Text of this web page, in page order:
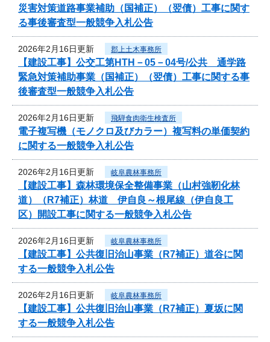
災害対策道路事業補助（国補正）（翌債）工事に関す
る事後審査型一般競争入札公告
2026年2月16日更新 郡上土木事務所
【建設工事】公交工第HTH－05－04号/公共 通学路
緊急対策補助事業（国補正）（翌債）工事に関する事
後審査型一般競争入札公告
2026年2月16日更新 飛騨食肉衛生検査所
電子複写機（モノクロ及びカラー）複写料の単価契約
に関する一般競争入札公告
2026年2月16日更新 岐阜農林事務所
【建設工事】森林環境保全整備事業（山村強靭化林
道）（R7補正）林道 伊自良～根尾線（伊自良工
区）開設工事に関する一般競争入札公告
2026年2月16日更新 岐阜農林事務所
【建設工事】公共復旧治山事業（R7補正）道谷に関
する一般競争入札公告
2026年2月16日更新 岐阜農林事務所
【建設工事】公共復旧治山事業（R7補正）夏坂に関
する一般競争入札公告